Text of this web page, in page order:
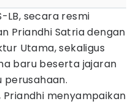
LB, secara resmi
Priandhi Satria dengan
Utama, sekaligus
baru beserta jajaran
perusahaan.
menyampaikan